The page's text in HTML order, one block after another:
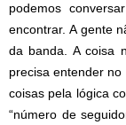
podemos
encontrar. A gente
da banda. A coisa
precisa entender
coisas pela lógica
“número de